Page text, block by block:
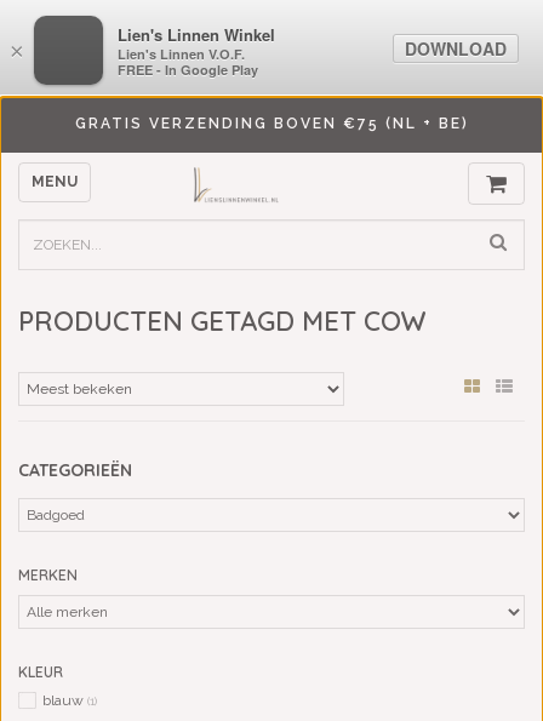
GRATIS VERZENDING BOVEN €75 (NL + BE)
MENU
PRODUCTEN GETAGD MET COW
CATEGORIEËN
MERKEN
KLEUR
blauw (1)
×
LiensLinnenwinkel.nl
Lien's Linnen V.O.F.
FREE - In Google Play
DOWNLOAD
×
Lien's Linnen Winkel
Lien's Linnen V.O.F.
FREE - In Google Play
DOWNLOAD